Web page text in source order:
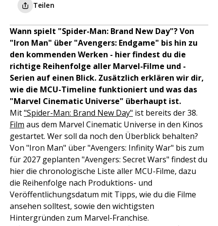
Teilen
Wann spielt "Spider-Man: Brand New Day"? Von
"Iron Man" über "Avengers: Endgame" bis hin zu
den kommenden Werken - hier findest du die
richtige Reihenfolge aller Marvel-Filme und -
Serien auf einen Blick. Zusätzlich erklären wir dir,
wie die MCU-Timeline funktioniert und was das
"Marvel Cinematic Universe" überhaupt ist.
Mit"Spider-Man: Brand New Day" ist bereits der 38.
Film aus dem Marvel Cinematic Universe in den Kinos
gestartet. Wer soll da noch den Überblick behalten?
Von "Iron Man" über "Avengers: Infinity War" bis zum
für 2027 geplanten "Avengers: Secret Wars" findest du
hier die chronologische Liste aller MCU-Filme, dazu
die Reihenfolge nach Produktions- und
Veröffentlichungsdatum mit Tipps, wie du die Filme
ansehen solltest, sowie den wichtigsten
Hintergründen zum Marvel-Franchise.